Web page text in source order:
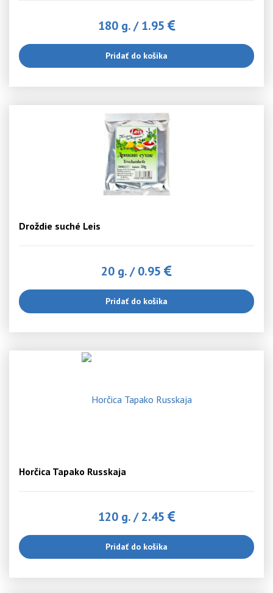
180 g./1.95
Pridať do košíka
Droždie suché Leis
20 g./0.95
Pridať do košíka
Horčica Tapako Russkaja
120 g./2.45
Pridať do košíka